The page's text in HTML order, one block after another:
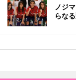
ノジ
らな